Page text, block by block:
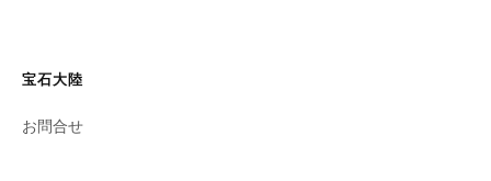
宝石大陸
お問合せ